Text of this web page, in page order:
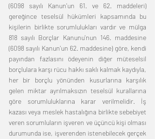
(6098 sayılı Kanun'un 61. ve 62. maddeleri)
gereğince teselsül hükümleri kapsamında bu
kişilerin birlikte sorumlulukları vardır ve mülga
818 sayılı Borçlar Kanunu'nun 146. maddesine
(6098 sayılı Kanun'un 62. maddesine) göre, kendi
payından fazlasını ödeyenin diğer müteselsil
borçlulara karşı rücu hakkı saklı kalmak kaydıyla,
her bir borçlu yönünden kusurlarına karşılık
gelen miktar ayrılmaksızın teselsül kurallarına
göre sorumluluklarına karar verilmelidir. İş
kazası veya meslek hastalığına birlikte sebebiyet
veren sorumluların işveren ve üçüncü kişi olması
durumunda ise, işverenden istenebilecek gerçek